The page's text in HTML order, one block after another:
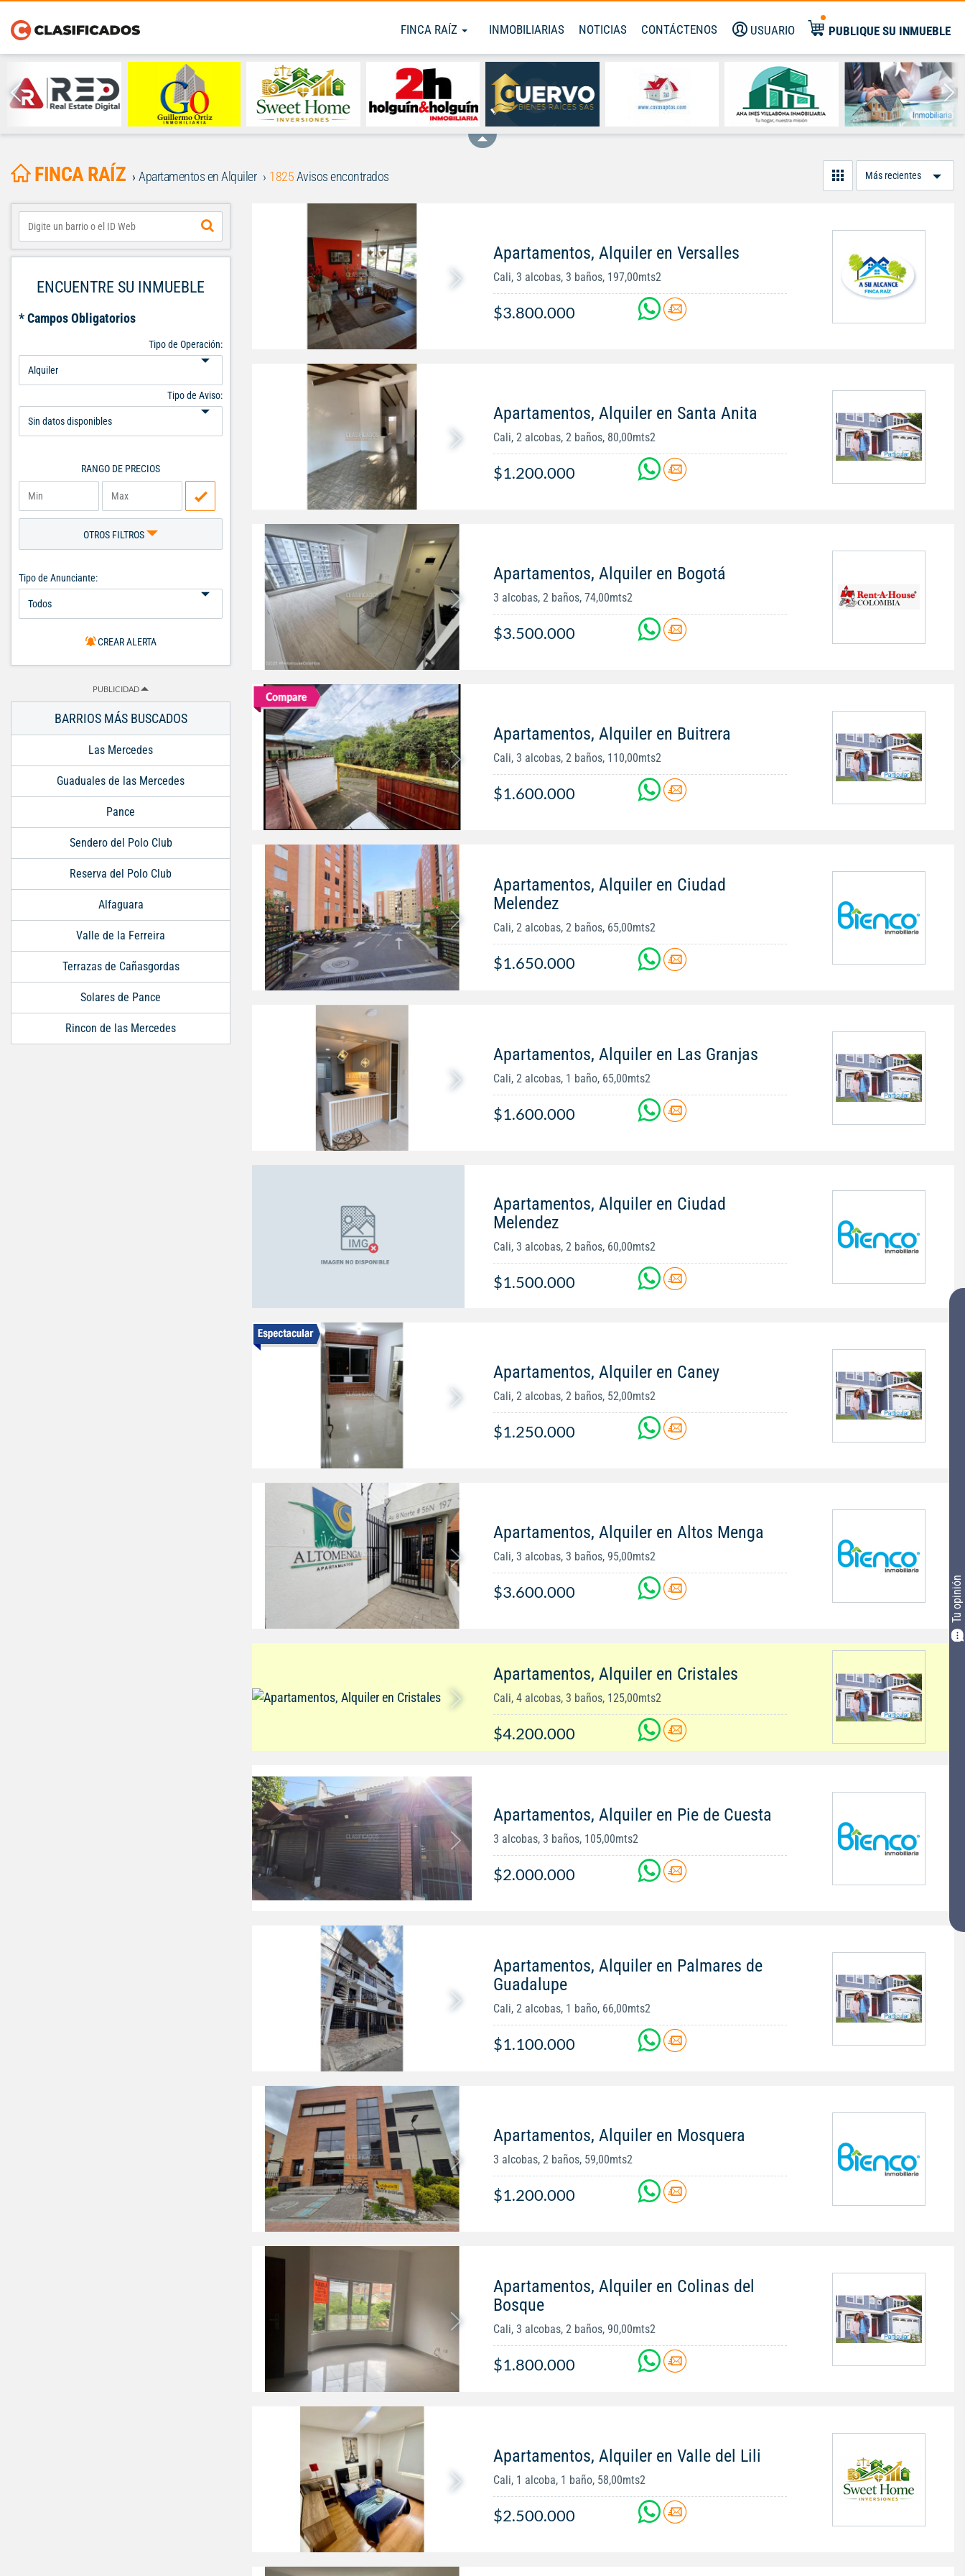
FINCA RAÍZ INMOBILIARIAS NOTICIAS CONTÁCTENOS USUARIO PUBLIQUE SU INMUEBLE
Tu opinión
FINCA RAÍZ Apartamentos en Alquiler 1825Avisos encontrados
Apartamentos, Alquiler en Versalles
Cali, 3 alcobas, 3 baños, 197,00mts2
$3.800.000
Apartamentos, Alquiler en Santa Anita
Cali, 2 alcobas, 2 baños, 80,00mts2
$1.200.000
Apartamentos, Alquiler en Bogotá
3 alcobas, 2 baños, 74,00mts2
$3.500.000
Apartamentos, Alquiler en Buitrera
Cali, 3 alcobas, 2 baños, 110,00mts2
$1.600.000
Apartamentos, Alquiler en Ciudad
Melendez
Cali, 2 alcobas, 2 baños, 65,00mts2
$1.650.000
Apartamentos, Alquiler en Las Granjas
Cali, 2 alcobas, 1 baño, 65,00mts2
$1.600.000
Apartamentos, Alquiler en Ciudad
Melendez
Cali, 3 alcobas, 2 baños, 60,00mts2
$1.500.000
Apartamentos, Alquiler en Caney
Cali, 2 alcobas, 2 baños, 52,00mts2
$1.250.000
Apartamentos, Alquiler en Altos Menga
Cali, 3 alcobas, 3 baños, 95,00mts2
$3.600.000
Apartamentos, Alquiler en Cristales
Cali, 4 alcobas, 3 baños, 125,00mts2
$4.200.000
Apartamentos, Alquiler en Pie de Cuesta
3 alcobas, 3 baños, 105,00mts2
$2.000.000
Apartamentos, Alquiler en Palmares de
Guadalupe
Cali, 2 alcobas, 1 baño, 66,00mts2
$1.100.000
Apartamentos, Alquiler en Mosquera
3 alcobas, 2 baños, 59,00mts2
$1.200.000
Apartamentos, Alquiler en Colinas del
Bosque
Cali, 3 alcobas, 2 baños, 90,00mts2
$1.800.000
Apartamentos, Alquiler en Valle del Lili
Cali, 1 alcoba, 1 baño, 58,00mts2
$2.500.000
ENCUENTRE SU INMUEBLE
* Campos Obligatorios
Tipo de Operación:
Tipo de Aviso:
RANGO DE PRECIOS
OTROS FILTROS
Tipo de Anunciante:
CREAR ALERTA
PUBLICIDAD
BARRIOS MÁS BUSCADOS
Las Mercedes
Guaduales de las Mercedes
Pance
Sendero del Polo Club
Reserva del Polo Club
Alfaguara
Valle de la Ferreira
Terrazas de Cañasgordas
Solares de Pance
Rincon de las Mercedes